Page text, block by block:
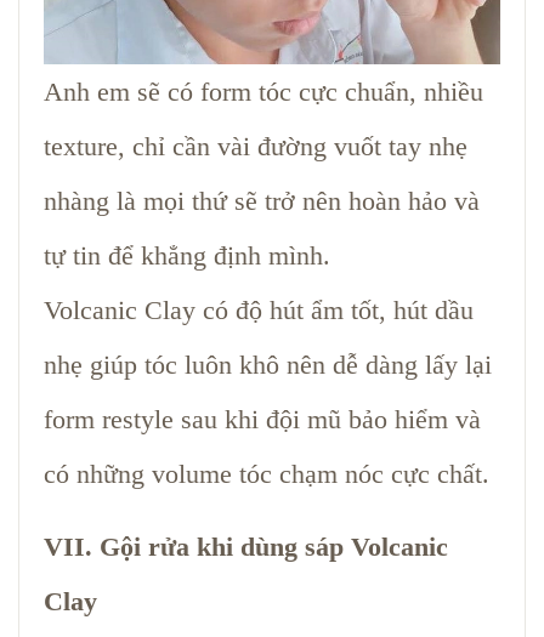
Anh em sẽ có form tóc cực chuẩn, nhiều
texture, chỉ cần vài đường vuốt tay nhẹ
nhàng là mọi thứ sẽ trở nên hoàn hảo và
tự tin để khẳng định mình.
Volcanic Clay có độ hút ẩm tốt, hút dầu
nhẹ giúp tóc luôn khô nên dễ dàng lấy lại
form restyle sau khi đội mũ bảo hiểm và
có những volume tóc chạm nóc cực chất.
VII. Gội rửa khi dùng sáp Volcanic
Clay